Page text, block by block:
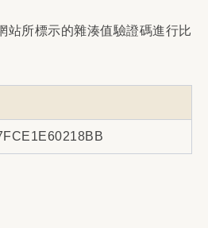
站所標示的雜湊值驗證碼進行比